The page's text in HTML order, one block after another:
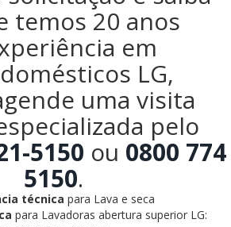
temos 20 anos
em
LG,
uma visita
pelo
5150 ou 0800 774
5150.
técnica para Lava e seca
para Lavadoras abertura superior LG: